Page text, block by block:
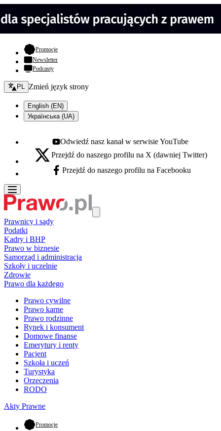
Promocje- otwiera się w nowej karcie
Newsletter
Podcasty
Zmień język - bieżący:
PL Zmień język strony
English (EN)
Українська (UA)
Youtube - otwiera się w nowej karcie
Odwiedź nasz kanał w serwisie YouTube
X - otwiera się w nowej karcie
Przejdź do naszego profilu na X (dawniej Twitter)
Facebook - otwiera się w nowej karcie
Przejdź do naszego profilu na Facebooku
Prawnicy i sądy
Podatki
Kadry i BHP
Prawo w biznesie
Samorząd i administracja
Szkoły i uczelnie
Zdrowie
Prawo dla każdego
Prawo cywilne
Prawo karne
Prawo rodzinne
Rynek i konsument
Domowe finanse
Emerytury i renty
Pacjent
Szkoła i uczeń
Turystyka
Orzeczenia
RODO
Akty Prawne
Promocje- otwiera się w nowej karcie